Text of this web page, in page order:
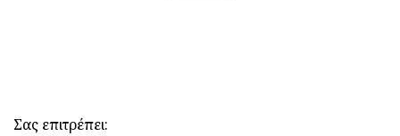
Σας επιτρέπει: